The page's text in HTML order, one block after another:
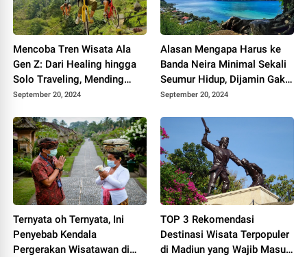
Mencoba Tren Wisata Ala
Gen Z: Dari Healing hingga
Solo Traveling, Mending
Mana?
September 20, 2024
Alasan Mengapa Harus ke
Banda Neira Minimal Sekali
Seumur Hidup, Dijamin Gak
Nyesel!
September 20, 2024
Ternyata oh Ternyata, Ini
Penyebab Kendala
Pergerakan Wisatawan di
TOP 3 Rekomendasi
Destinasi Wisata Terpopuler
di Madiun yang Wajib Masuk